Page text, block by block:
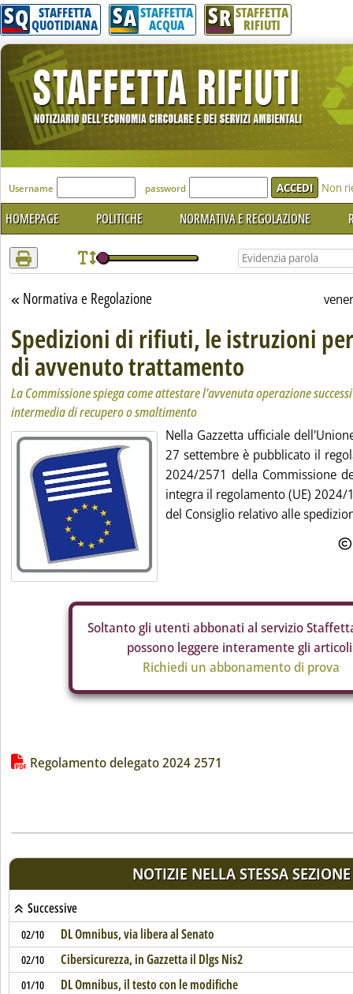
Attenzione! Esegui l'accesso per lèggere interamente la notizia.
SQ STAFFETTA
QUOTIDIANA SA STAFFETTA
ACQUA SR STAFFETTA
RIFIUTI
'Modulo Login per accedere'
Username password Non
HOMEPAGE POLITICHE NORMATIVA E REGOLAZIONE
Torna alla sezione
Normativa e Regolazione
Spedizioni di rifiuti, le istruzioni
di avvenuto trattamento
La Commissione spiega come attestare l'avvenuta operazione
intermedia di recupero o smaltimento
Nella Gazzetta ufficiale
27 settembre è pubblicato il
2024/2571 della Commissione
integra il regolamento (UE)
del Consiglio relativo alle
Soltanto gli utenti abbonati al servizio
possono leggere interamente gli
Richiedi un abbonamento di prova
Lista allegati PDF alla notizia
Regolamento delegato 2024 2571
NOTIZIE NELLA STESSA SEZIONE
Successive
02/10 DL Omnibus, via libera al Senato
02/10 Cibersicurezza, in Gazzetta il Dlgs Nis2
01/10 DL Omnibus, il testo con le modifiche